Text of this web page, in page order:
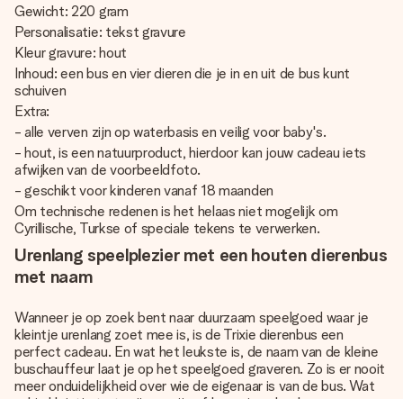
Gewicht: 220 gram
Personalisatie: tekst gravure
Kleur gravure: hout
Inhoud: een bus en vier dieren die je in en uit de bus kunt
schuiven
Extra:
- alle verven zijn op waterbasis en veilig voor baby's.
- hout, is een natuurproduct, hierdoor kan jouw cadeau iets
afwijken van de voorbeeldfoto.
- geschikt voor kinderen vanaf 18 maanden
Om technische redenen is het helaas niet mogelijk om
Cyrillische, Turkse of speciale tekens te verwerken.
Urenlang speelplezier met een houten dierenbus
met naam
Wanneer je op zoek bent naar duurzaam speelgoed waar je
kleintje urenlang zoet mee is, is de Trixie dierenbus een
perfect cadeau. En wat het leukste is, de naam van de kleine
buschauffeur laat je op het speelgoed graveren. Zo is er nooit
meer onduidelijkheid over wie de eigenaar is van de bus. Wat